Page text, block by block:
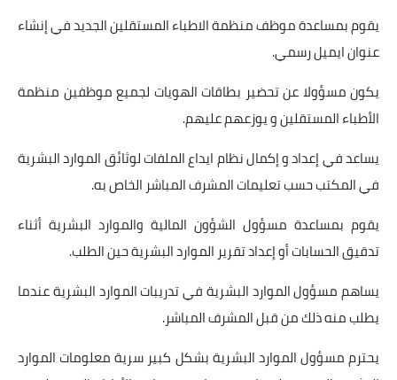
يقوم بمساعدة موظف منظمة الاطباء المستقلين الجديد في إنشاء
عنوان ايميل رسمي.
يكون مسؤولا عن تحضير بطاقات الهويات لجميع موظفين منظمة
الأطباء المستقلين و يوزعهم عليهم.
يساعد في إعداد و إكمال نظام ايداع الملفات لوثائق الموارد البشرية
في المكتب حسب تعليمات المشرف المباشر الخاص به.
يقوم بمساعدة مسؤول الشؤون المالية والموارد البشرية أثناء
تدقيق الحسابات أو إعداد تقرير الموارد البشرية حين الطلب.
يساهم مسؤول الموارد البشرية في تدريبات الموارد البشرية عندما
يطلب منه ذلك من قبل المشرف المباشر.
يحترم مسؤول الموارد البشرية بشكل كبير سرية معلومات الموارد